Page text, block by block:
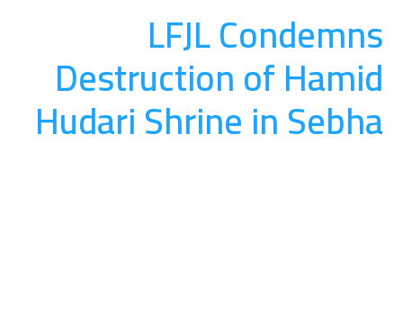
LFJL Condemns
Destruction of Hamid
Hudari Shrine in Sebha